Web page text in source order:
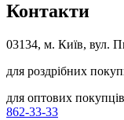
Контакти
03134, м. Київ, вул.
для роздрібних
для оптових
862-33-33